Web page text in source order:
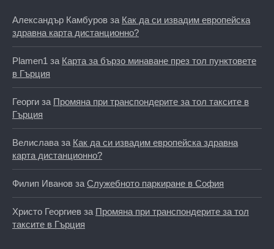
Александър Камбуров за Как да си извадим европейска
здравна карта дистанционно?
Plamen1 за Карта за бързо минаване през тол пунктовете
в Гърция
Георги за Промяна при транспондерите за тол таксите в
Гърция
Велислава за Как да си извадим европейска здравна
карта дистанционно?
Филип Иванов за Служебното паркиране в София
Христо Георгиев за Промяна при транспондерите за тол
таксите в Гърция